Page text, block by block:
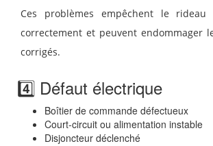
Ces problèmes empêchent le rideau
correctement et peuvent endommager
corrigés.
4️⃣ Défaut électrique
Boîtier de commande défectueux
Court-circuit ou alimentation instable
Disjoncteur déclenché